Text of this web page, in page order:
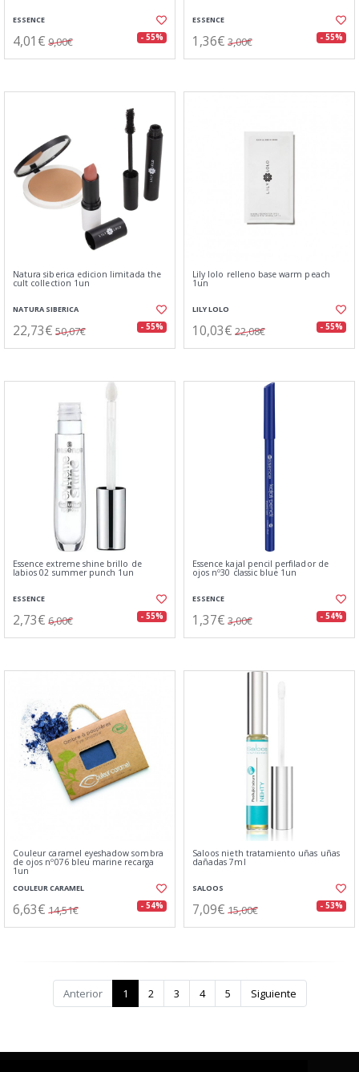
ESSENCE
4,01€ 9,00€ - 55%
ESSENCE
1,36€ 3,00€ - 55%
Natura siberica edicion limitada the
cult collection 1un
NATURA SIBERICA
22,73€ 50,07€ - 55%
Lily lolo relleno base warm peach
1un
LILY LOLO
10,03€ 22,08€ - 55%
Essence extreme shine brillo de
labios 02 summer punch 1un
ESSENCE
2,73€ 6,00€ - 55%
Essence kajal pencil perfilador de
ojos nº30 classic blue 1un
ESSENCE
1,37€ 3,00€ - 54%
Couleur caramel eyeshadow sombra
de ojos nº076 bleu marine recarga
1un
COULEUR CARAMEL
6,63€ 14,51€ - 54%
Saloos nieth tratamiento uñas uñas
dañadas 7ml
SALOOS
7,09€ 15,00€ - 53%
Anterior 1 2 3 4 5 Siguiente